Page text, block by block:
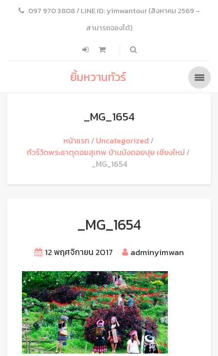
097 970 3808 / LINE ID: yimwantour (สิงหาคม 2569 –
สามารถจองได้)
ยิ้มหวานทัวร์
_MG_1654
หน้าแรก
Uncategorized
ทัวร์วัดพระธาตุดอยสุเทพ บ้านม้งดอยปุย เชียงใหม่
_MG_1654
_MG_1654
12 พฤศจิกายน 2017 adminyimwan